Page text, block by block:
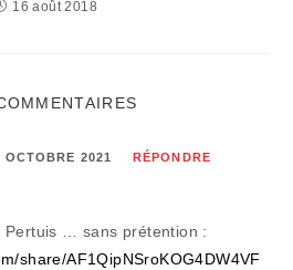
16 août 2018
OCTOBRE 2021 RÉPONDRE
Pertuis … sans prétention :
share/AF1QipNSroKOG4DW4VF